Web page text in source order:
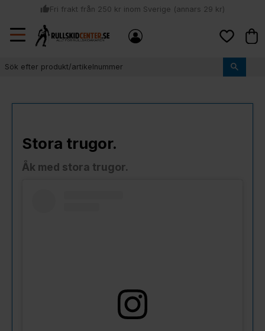
Meny
thumb_upFri frakt från 250 kr inom Sverige (annars 29 kr)
local_shipping
Sommar: Beställ innan kl 11:00 (mån-ons) och vi skickar lagervaror
samma dag
Stora trugor.
Åk med stora trugor.